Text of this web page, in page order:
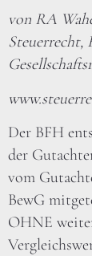
von RA
Steuerrecht,
Der BFH
der
vom
BewG
OHNE